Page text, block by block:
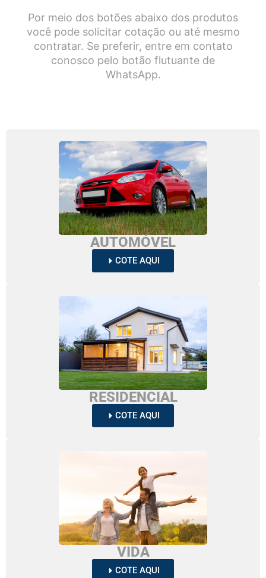
Por meio dos botões abaixo dos produtos
você pode solicitar cotação ou até mesmo
contratar. Se preferir, entre em contato
conosco pelo botão flutuante de
WhatsApp.
AUTOMÓVEL
COTE AQUI
RESIDENCIAL
COTE AQUI
VIDA
COTE AQUI